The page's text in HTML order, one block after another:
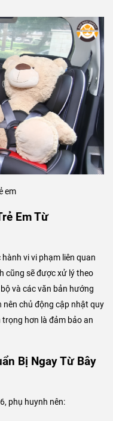
em
Em Từ
vi vi phạm liên quan
cũng sẽ được xử lý theo
và các văn bản hướng
nên chủ động cập nhật quy
hơn là đảm bảo an
Bị Ngay Từ Bây
phụ huynh nên: